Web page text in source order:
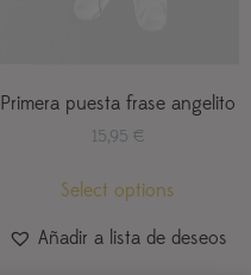
Primera puesta frase angelito
15,95 €
Select options
Añadir a lista de deseos